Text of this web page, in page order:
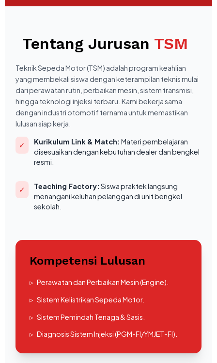
Tentang Jurusan TSM
Teknik Sepeda Motor (TSM) adalah program keahlian
yang membekali siswa dengan keterampilan teknis mulai
dari perawatan rutin, perbaikan mesin, sistem transmisi,
hingga teknologi injeksi terbaru. Kami bekerja sama
dengan industri otomotif ternama untuk memastikan
lulusan siap kerja.
✓ Kurikulum Link & Match: Materi pembelajaran
disesuaikan dengan kebutuhan dealer dan bengkel
resmi.
✓ Teaching Factory: Siswa praktek langsung
menangani keluhan pelanggan di unit bengkel
sekolah.
Kompetensi Lulusan
▹ Perawatan dan Perbaikan Mesin (Engine).
▹ Sistem Kelistrikan Sepeda Motor.
▹ Sistem Pemindah Tenaga & Sasis.
▹ Diagnosis Sistem Injeksi (PGM-FI/YMJET-FI).